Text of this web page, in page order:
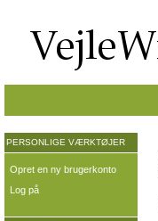
PERSONLIGE VÆRKTØJER
Opret en ny brugerkonto
Log på